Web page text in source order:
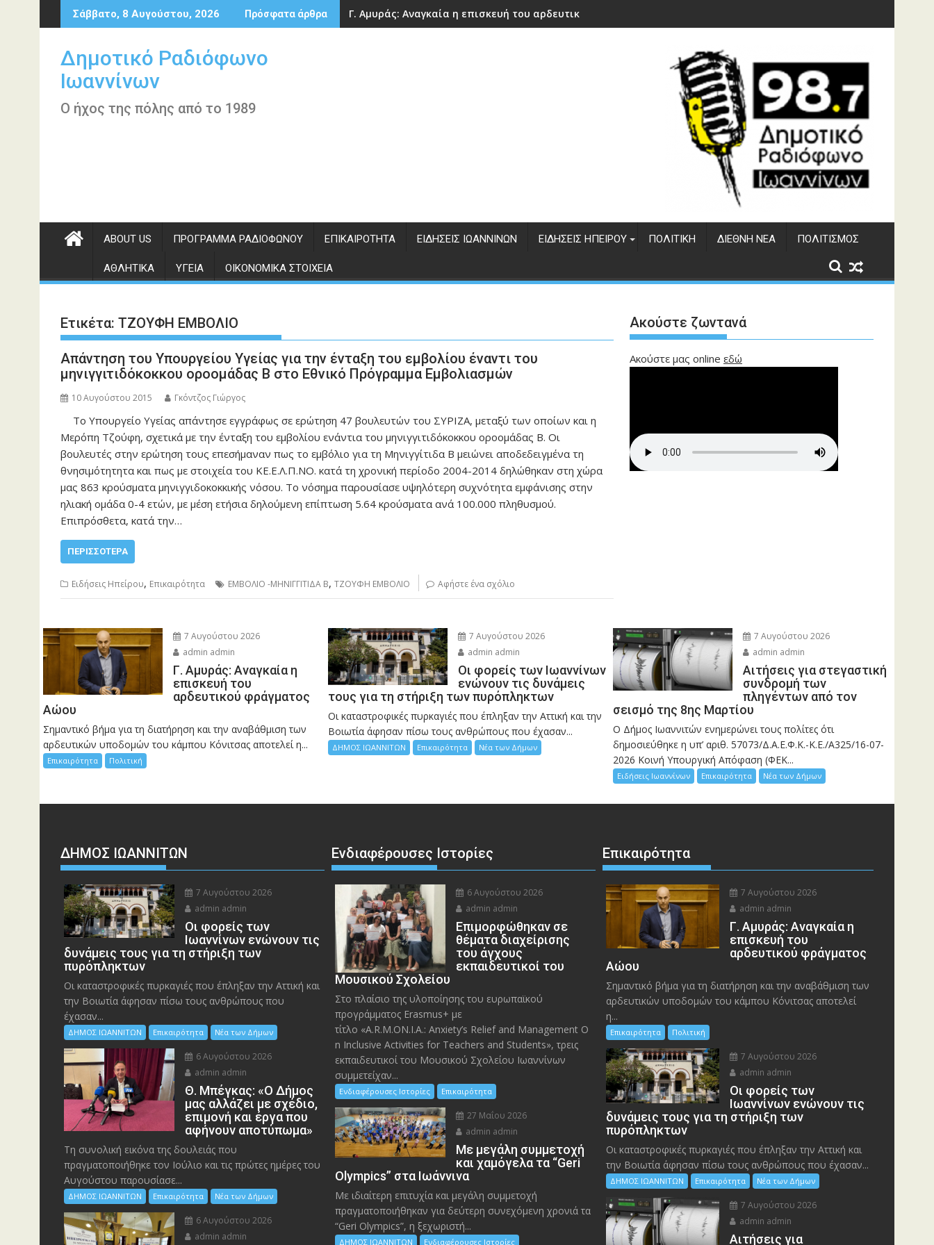
Περάστε
στο
Σάββατο, 8 Αυγούστου, 2026 Πρόσφατα άρθρα Γ. Αμυράς: Αναγκαία η επισκευή του αρδευτικού φράγματος Αώου
Δημοτικό Ραδιόφωνο
Ιωαννίνων
Ο ήχος της πόλης από το 1989
ABOUT US ΠΡΌΓΡΑΜΜΑ ΡΑΔΙΟΦΏΝΟΥ ΕΠΙΚΑΙΡΌΤΗΤΑ ΕΙΔΉΣΕΙΣ ΙΩΑΝΝΊΝΩΝ ΕΙΔΉΣΕΙΣ ΗΠΕΊΡΟΥ ΠΟΛΙΤΙΚΉ ΔΙΕΘΝΉ ΝΈΑ ΠΟΛΙΤΙΣΜΌΣ
ΑΘΛΗΤΙΚΆ ΥΓΕΊΑ ΟΙΚΟΝΟΜΙΚΆ ΣΤΟΙΧΕΊΑ
Ετικέτα: ΤΖΟΥΦΗ ΕΜΒΟΛΙΟ
Απάντηση του Υπουργείου Υγείας για την ένταξη του εμβολίου έναντι του
μηνιγγιτιδόκοκκου οροομάδας Β στο Εθνικό Πρόγραμμα Εμβολιασμών
10 Αυγούστου 2015 Γκόντζος Γιώργος
Το Υπουργείο Υγείας απάντησε εγγράφως σε ερώτηση 47 βουλευτών του ΣΥΡΙΖΑ, μεταξύ των οποίων και η
Μερόπη Τζούφη, σχετικά με την ένταξη του εμβολίου ενάντια του μηνιγγιτιδόκοκκου οροομάδας Β. Οι
βουλευτές στην ερώτηση τους επεσήμαναν πως το εμβόλιο για τη Μηνιγγίτιδα Β μειώνει αποδεδειγμένα τη
θνησιμότητητα και πως με στοιχεία του ΚΕ.Ε.Λ.Π.ΝΟ. κατά τη χρονική περίοδο 2004-2014 δηλώθηκαν στη χώρα
μας 863 κρούσματα μηνιγγιδοκοκκικής νόσου. Το νόσημα παρουσίασε υψηλότερη συχνότητα εμφάνισης στην
ηλιακή ομάδα 0-4 ετών, με μέση ετήσια δηλούμενη επίπτωση 5.64 κρούσματα ανά 100.000 πληθυσμού.
Επιπρόσθετα, κατά την…
ΠΕΡΙΣΣΌΤΕΡΑ
Ειδήσεις Ηπείρου, Επικαιρότητα ΕΜΒΟΛΙΟ -ΜΗΝΙΓΓΙΤΙΔΑ Β, ΤΖΟΥΦΗ ΕΜΒΟΛΙΟ Αφήστε ένα σχόλιο
Ακούστε ζωντανά
Ακούστε μας online εδώ
7 Αυγούστου 2026
admin admin
Γ. Αμυράς: Αναγκαία η
επισκευή του
αρδευτικού φράγματος
Αώου
Σημαντικό βήμα για τη διατήρηση και την αναβάθμιση των
αρδευτικών υποδομών του κάμπου Κόνιτσας αποτελεί η...
Επικαιρότητα Πολιτική
7 Αυγούστου 2026
admin admin
Οι φορείς των Ιωαννίνων
ενώνουν τις δυνάμεις
τους για τη στήριξη των πυρόπληκτων
Οι καταστροφικές πυρκαγιές που έπληξαν την Αττική και την
Bοιωτία άφησαν πίσω τους ανθρώπους που έχασαν...
ΔΗΜΟΣ ΙΩΑΝΝΙΤΩΝ Επικαιρότητα Νέα των Δήμων
7 Αυγούστου 2026
admin admin
Αιτήσεις για στεγαστική
συνδρομή των
πληγέντων από τον
σεισμό της 8ης Μαρτίου
Ο Δήμος Ιωαννιτών ενημερώνει τους πολίτες ότι
δημοσιεύθηκε η υπ’ αριθ. 57073/Δ.Α.Ε.Φ.Κ.-Κ.Ε./Α325/16-07-
2026 Κοινή Υπουργική Απόφαση (ΦΕΚ...
Ειδήσεις Ιωαννίνων Επικαιρότητα Νέα των Δήμων
ΔΗΜΟΣ ΙΩΑΝΝΙΤΩΝ
7 Αυγούστου 2026
admin admin
Οι φορείς των
Ιωαννίνων ενώνουν τις
δυνάμεις τους για τη στήριξη των
πυρόπληκτων
Οι καταστροφικές πυρκαγιές που έπληξαν την Αττική και
την Bοιωτία άφησαν πίσω τους ανθρώπους που
έχασαν...
ΔΗΜΟΣ ΙΩΑΝΝΙΤΩΝ Επικαιρότητα Νέα των Δήμων
6 Αυγούστου 2026
admin admin
Θ. Μπέγκας: «Ο Δήμος
μας αλλάζει με σχέδιο,
επιμονή και έργα που
αφήνουν αποτύπωμα»
Τη συνολική εικόνα της δουλειάς που
πραγματοποιήθηκε τον Ιούλιο και τις πρώτες ημέρες του
Αυγούστου παρουσίασε...
ΔΗΜΟΣ ΙΩΑΝΝΙΤΩΝ Επικαιρότητα Νέα των Δήμων
6 Αυγούστου 2026
admin admin
Ενδιαφέρουσες Ιστορίες
6 Αυγούστου 2026
admin admin
Eπιμορφώθηκαν σε
θέματα διαχείρισης
του άγχους
εκπαιδευτικοί του
Μουσικού Σχολείου
Στο πλαίσιο της υλοποίησης του ευρωπαϊκού
προγράμματος Erasmus+ με
τίτλο «A.R.M.ON.I.A.: Anxiety’s Relief and Management O
n Inclusive Activities for Teachers and Students», τρεις
εκπαιδευτικοί του Μουσικού Σχολείου Ιωαννίνων
συμμετείχαν...
Ενδιαφέρουσες Ιστορίες Επικαιρότητα
27 Μαΐου 2026
admin admin
Με μεγάλη συμμετοχή
και χαμόγελα τα “Geri
Olympics” στα Ιωάννινα
Με ιδιαίτερη επιτυχία και μεγάλη συμμετοχή
πραγματοποιήθηκαν για δεύτερη συνεχόμενη χρονιά τα
“Geri Olympics”, η ξεχωριστή...
ΔΗΜΟΣ ΙΩΑΝΝΙΤΩΝ Ενδιαφέρουσες Ιστορίες
Επικαιρότητα
7 Αυγούστου 2026
admin admin
Γ. Αμυράς: Αναγκαία η
επισκευή του
αρδευτικού φράγματος
Αώου
Σημαντικό βήμα για τη διατήρηση και την αναβάθμιση των
αρδευτικών υποδομών του κάμπου Κόνιτσας αποτελεί
η...
Επικαιρότητα Πολιτική
7 Αυγούστου 2026
admin admin
Οι φορείς των
Ιωαννίνων ενώνουν τις
δυνάμεις τους για τη στήριξη των
πυρόπληκτων
Οι καταστροφικές πυρκαγιές που έπληξαν την Αττική και
την Bοιωτία άφησαν πίσω τους ανθρώπους που έχασαν...
ΔΗΜΟΣ ΙΩΑΝΝΙΤΩΝ Επικαιρότητα Νέα των Δήμων
7 Αυγούστου 2026
admin admin
Αιτήσεις για